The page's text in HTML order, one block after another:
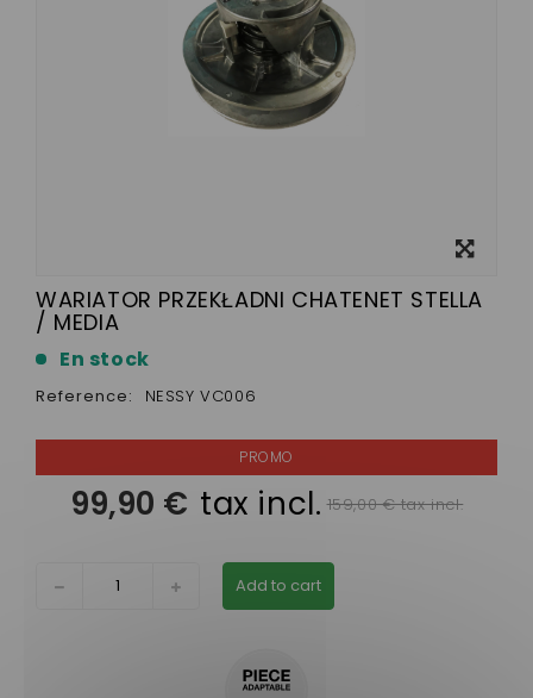
WARIATOR PRZEKŁADNI CHATENET STELLA
/ MEDIA
En stock
Reference: NESSY VC006
99,90 € tax incl. 159,00 € tax incl.
Add to cart